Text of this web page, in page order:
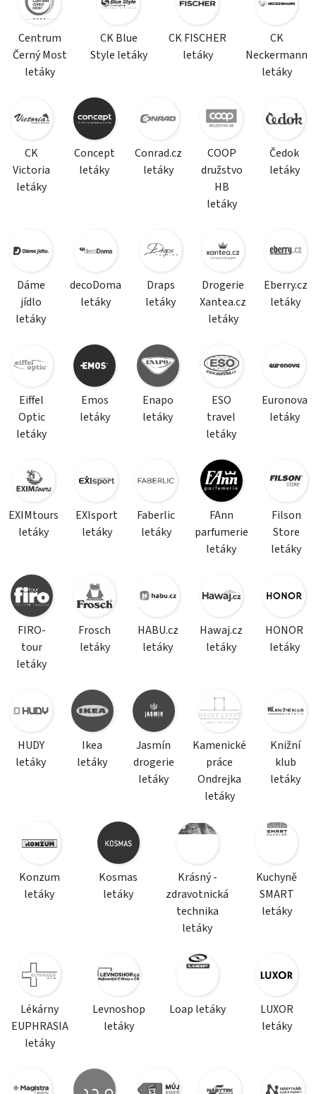
Centrum
Černý Most
letáky
CK Blue
Style letáky
CK FISCHER
letáky
CK
Neckermann
letáky
CK
Victoria
letáky
Concept
letáky
Conrad.cz
letáky
COOP
družstvo
HB
letáky
Čedok
letáky
Dáme
jídlo
letáky
decoDoma
letáky
Draps
letáky
Drogerie
Xantea.cz
letáky
Eberry.cz
letáky
Eiffel
Optic
letáky
Emos
letáky
Enapo
letáky
ESO
travel
letáky
Euronova
letáky
EXIMtours
letáky
EXIsport
letáky
Faberlic
letáky
FAnn
parfumerie
letáky
Filson
Store
letáky
FIRO-
tour
letáky
Frosch
letáky
HABU.cz
letáky
Hawaj.cz
letáky
HONOR
letáky
HUDY
letáky
Ikea
letáky
Jasmín
drogerie
letáky
Kamenické
práce
Ondrejka
letáky
Knižní
klub
letáky
Konzum
letáky
Kosmas
letáky
Krásný -
zdravotnická
technika
letáky
Kuchyně
SMART
letáky
Lékárny
EUPHRASIA
letáky
Levnoshop
letáky
Loap letáky
LUXOR
letáky